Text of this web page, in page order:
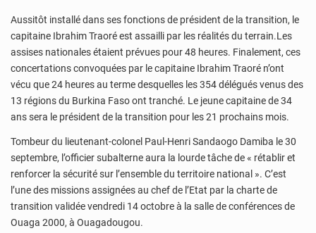
Aussitôt installé dans ses fonctions de président de la transition, le
capitaine Ibrahim Traoré est assailli par les réalités du terrain.Les
assises nationales étaient prévues pour 48 heures. Finalement, ces
concertations convoquées par le capitaine Ibrahim Traoré n’ont
vécu que 24 heures au terme desquelles les 354 délégués venus des
13 régions du Burkina Faso ont tranché. Le jeune capitaine de 34
ans sera le président de la transition pour les 21 prochains mois.
Tombeur du lieutenant-colonel Paul-Henri Sandaogo Damiba le 30
septembre, l’officier subalterne aura la lourde tâche de « rétablir et
renforcer la sécurité sur l’ensemble du territoire national ». C’est
l’une des missions assignées au chef de l’Etat par la charte de
transition validée vendredi 14 octobre à la salle de conférences de
Ouaga 2000, à Ouagadougou.